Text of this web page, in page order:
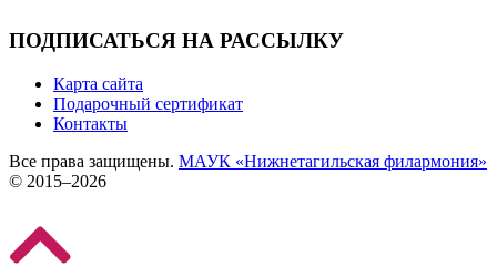
ПОДПИСАТЬСЯ НА РАССЫЛКУ
Карта сайта
Подарочный сертификат
Контакты
Все права защищены. МАУК «Нижнетагильская филармония»
© 2015–2026